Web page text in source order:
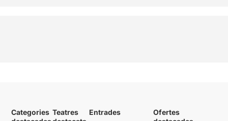
Categories Teatres
Entrades
Ofertes